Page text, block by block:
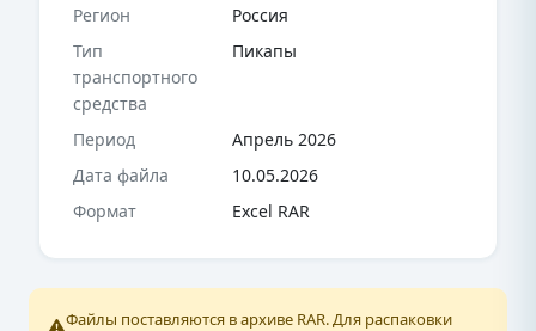
Регион
Россия
Тип
транспортного
средства
Пикапы
Период
Апрель 2026
Дата файла
10.05.2026
Формат
Excel RAR
Файлы поставляются в архиве RAR. Для распаковки